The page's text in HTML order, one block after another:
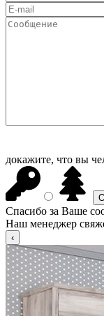
докажите, что вы
Спасибо за Ваше
Наш менеджер